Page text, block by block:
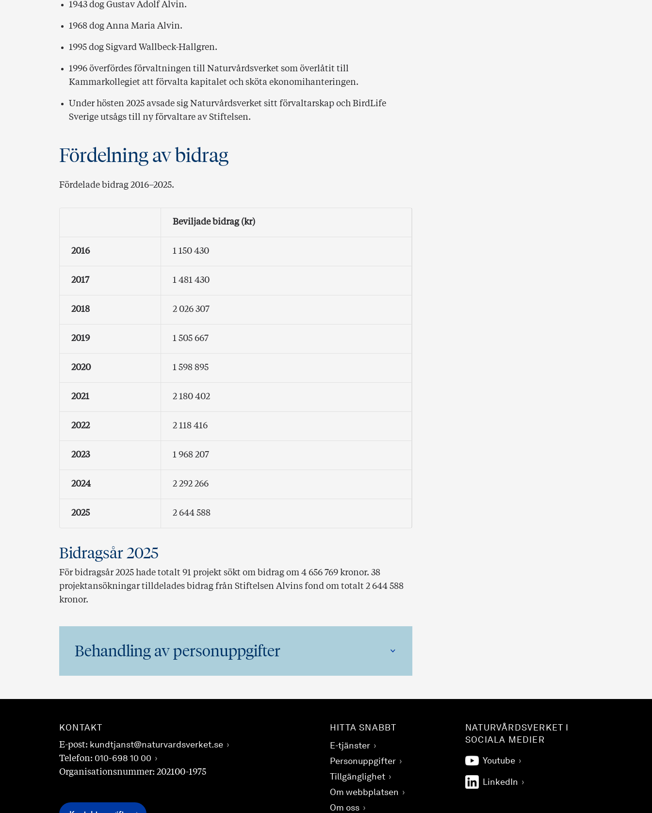
1943 dog Gustav Adolf Alvin.
1968 dog Anna Maria Alvin.
1995 dog Sigvard Wallbeck-Hallgren.
1996 överfördes förvaltningen till Naturvårdsverket som överlåtit till
Kammarkollegiet att förvalta kapitalet och sköta ekonomihanteringen.
Under hösten 2025 avsade sig Naturvårdsverket sitt förvaltarskap och BirdLife
Sverige utsågs till ny förvaltare av Stiftelsen.
Fördelning av bidrag
Fördelade bidrag 2016–2025.
Beviljade bidrag (kr)
2016 1 150 430
2017 1 481 430
2018 2 026 307
2019 1 505 667
2020 1 598 895
2021 2 180 402
2022 2 118 416
2023 1 968 207
2024 2 292 266
2025 2 644 588
Bidragsår 2025
För bidragsår 2025 hade totalt 91 projekt sökt om bidrag om 4 656 769 kronor. 38
projektansökningar tilldelades bidrag från Stiftelsen Alvins fond om totalt 2 644 588
kronor.
Behandling av personuppgifter
KONTAKT
E-post: kundtjanst@naturvardsverket.se
Telefon: 010-698 10 00
Organisationsnummer: 202100-1975
HITTA SNABBT
E-tjänster
Personuppgifter
Tillgänglighet
Om webbplatsen
Om oss
NATURVÅRDSVERKET I
SOCIALA MEDIER
Youtube
LinkedIn